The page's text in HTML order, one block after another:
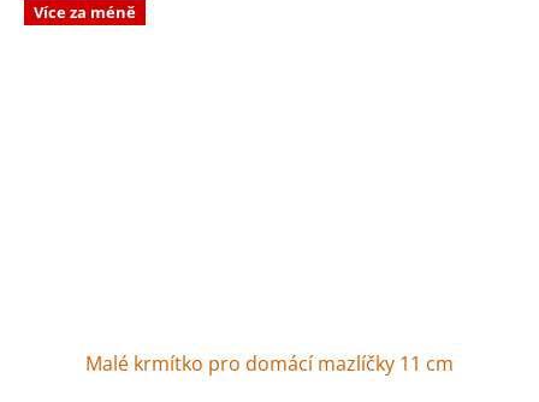
Více za méně
Malé krmítko pro domácí mazlíčky 11 cm